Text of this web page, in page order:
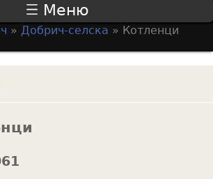
Меню
» Добрич-селска » Котленци